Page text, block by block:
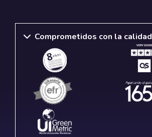
Comprometidos con la calidad